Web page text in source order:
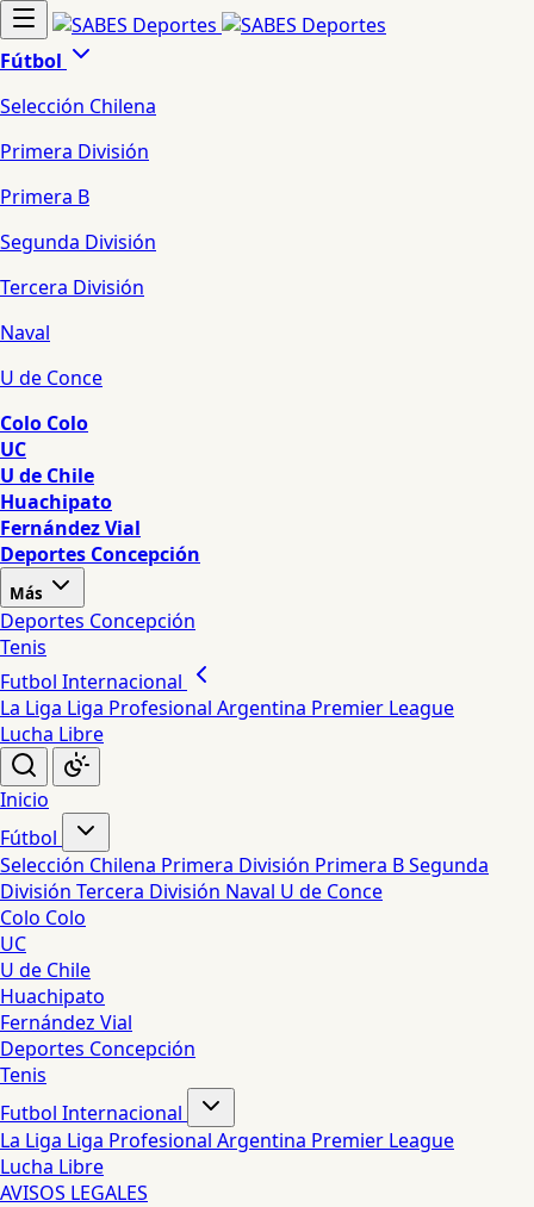
Fútbol
Selección Chilena
Primera División
Primera B
Segunda División
Tercera División
Naval
U de Conce
Colo Colo
UC
U de Chile
Huachipato
Fernández Vial
Deportes Concepción
Más
Deportes Concepción
Tenis
Futbol Internacional
La Liga Liga Profesional Argentina Premier League
Lucha Libre
Inicio
Fútbol
Selección Chilena Primera División Primera BSegunda
División Tercera División Naval U de Conce
Colo Colo
UC
U de Chile
Huachipato
Fernández Vial
Deportes Concepción
Tenis
Futbol Internacional
La Liga Liga Profesional Argentina Premier League
Lucha Libre
AVISOS LEGALES